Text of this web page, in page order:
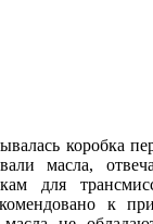
коробка
масла,
для
к